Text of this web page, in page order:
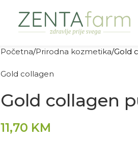
Početna Prirodna kozmetika Gold
Gold collagen
Gold collagen
11,70 KM